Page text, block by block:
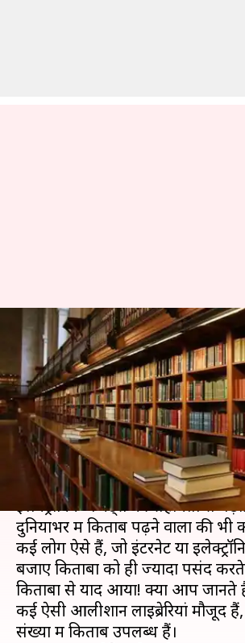
दुनिया की पांच सबसे बड़ी
करोड़ों किताबों और
का घर
लेखन अंजली Apr 09, 2020 08:00 am
क्या है खबर?
आज के समय में बच्चों से लेकर युवक
इलेक्ट्रॉनिक गैजेट्स की सहायता से
दुनियाभर में किताबें पढ़ने वालों की भी
कई लोग ऐसे हैं, जो इंटरनेट या
बजाए किताबों को ही ज्यादा पसंद
किताबों से याद आया! क्या आप जानते
कई ऐसी आलीशान लाइब्रेरियां मौजूद
संख्या में किताबें उपलब्ध हैं।